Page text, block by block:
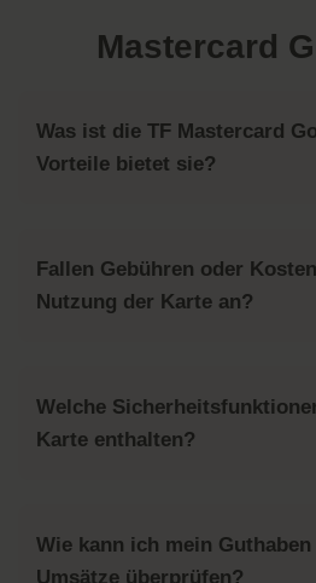
Mastercard
Was ist die TF Mastercard
Vorteile bietet sie?
Fallen Gebühren oder
Nutzung der Karte an?
Welche
Karte enthalten?
Wie kann ich mein
Umsätze überprüfen?